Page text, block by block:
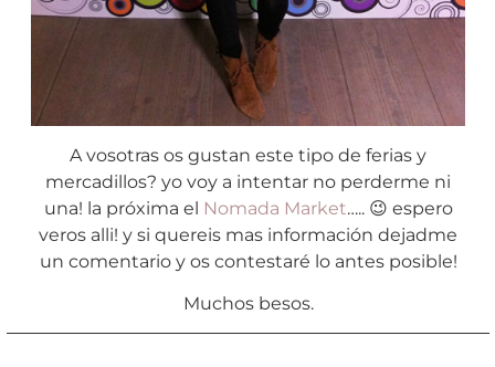
A vosotras os gustan este tipo de ferias y
mercadillos? yo voy a intentar no perderme ni
una! la próxima el Nomada Market….. 😉 espero
veros alli! y si quereis mas información dejadme
un comentario y os contestaré lo antes posible!
Muchos besos.